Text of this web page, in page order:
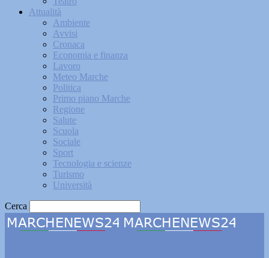
Attualità
Ambiente
Avvisi
Cronaca
Economia e finanza
Lavoro
Meteo Marche
Politica
Primo piano Marche
Regione
Salute
Scuola
Sociale
Sport
Tecnologia e scienze
Turismo
Università
Cerca